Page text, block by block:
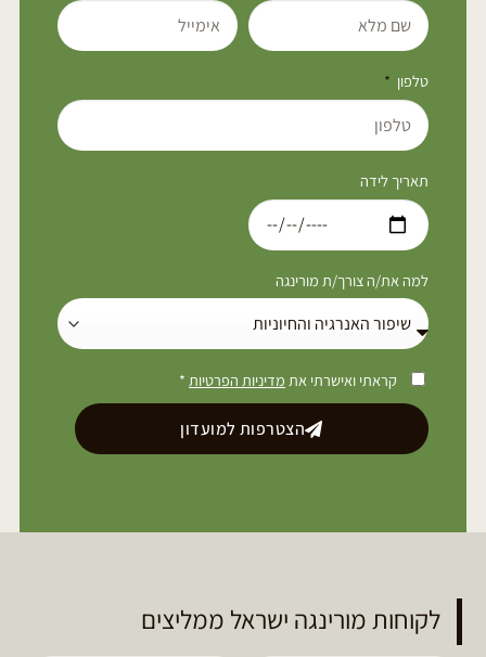
טלפון
תאריך לידה
למה את/ה צורך/ת מורינגה
קראתי ואישרתי את מדיניות הפרטיות*
הצטרפות למועדון
לקוחות מורינגה ישראל ממליצים